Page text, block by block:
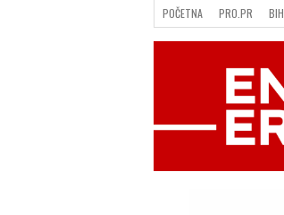
POČETNA PRO.PR BIH
FILMING LOCATION IN BH